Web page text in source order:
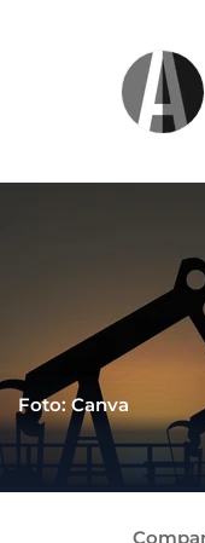
Foto: Canva